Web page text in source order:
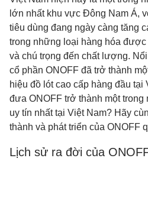
lớn nhất khu vực Đông Nam Á,
tiêu dùng đang ngày càng tăng
trong những loại hàng hóa
và chú trọng đến chất lượng.
cổ phần ONOFF đã trở thành
hiệu đồ lót cao cấp hàng đầu tại
đưa ONOFF trở thành một
uy tín nhất tại Việt Nam? Hãy
thành và phát triển của ONOFF
Lịch sử ra đời của